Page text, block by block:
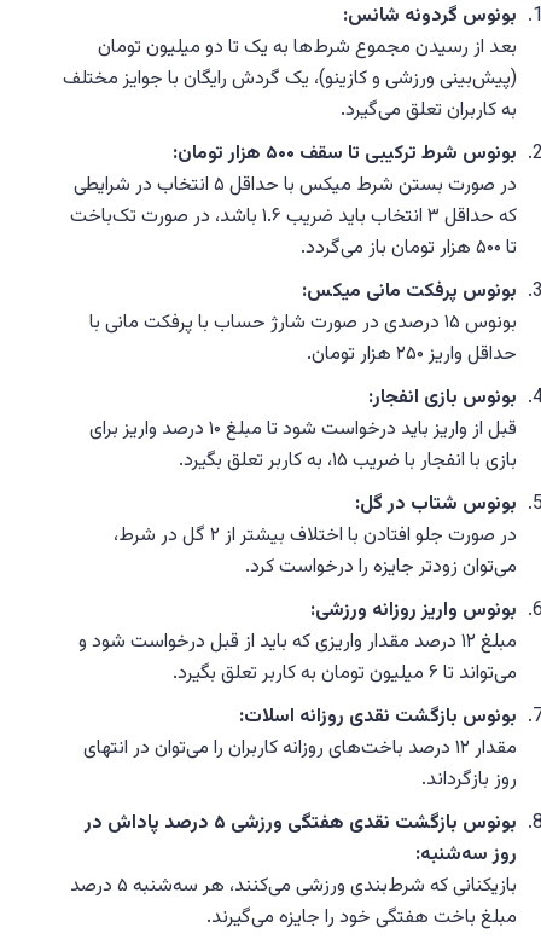
بونوس گردونه شانس:
بعد از رسیدن مجموع شرط‌ها به یک تا دو میلیون تومان
(پیش‌بینی ورزشی و کازینو)، یک گردش رایگان با جوایز مختلف
به کاربران تعلق می‌گیرد.
بونوس شرط ترکیبی تا سقف ۵۰۰ هزار تومان:
در صورت بستن شرط میکس با حداقل ۵ انتخاب در شرایطی
که حداقل ۳ انتخاب باید ضریب ۱.۶ باشد، در صورت تک‌باخت
تا ۵۰۰ هزار تومان باز می‌گردد.
بونوس پرفکت مانی میکس:
بونوس ۱۵ درصدی در صورت شارژ حساب با پرفکت مانی با
حداقل واریز ۲۵۰ هزار تومان.
بونوس بازی انفجار:
قبل از واریز باید درخواست شود تا مبلغ ۱۰ درصد واریز برای
بازی با انفجار با ضریب ۱۵، به کاربر تعلق بگیرد.
بونوس شتاب در گل:
در صورت جلو افتادن با اختلاف بیشتر از ۲ گل در شرط،
می‌توان زودتر جایزه را درخواست کرد.
بونوس واریز روزانه ورزشی:
مبلغ ۱۲ درصد مقدار واریزی که باید از قبل درخواست شود و
می‌تواند تا ۶ میلیون تومان به کاربر تعلق بگیرد.
بونوس بازگشت نقدی روزانه اسلات:
مقدار ۱۲ درصد باخت‌های روزانه کاربران را می‌توان در انتهای
روز بازگرداند.
بونوس بازگشت نقدی هفتگی ورزشی ۵ درصد پاداش در
روز سه‌شنبه:
بازیکنانی که شرط‌بندی ورزشی می‌کنند، هر سه‌شنبه ۵ درصد
مبلغ باخت هفتگی خود را جایزه می‌گیرند.